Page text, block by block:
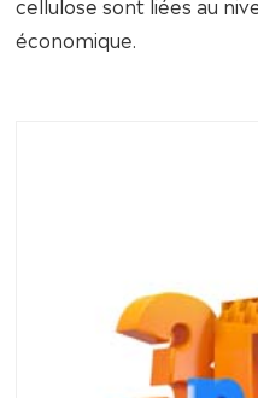
économique.